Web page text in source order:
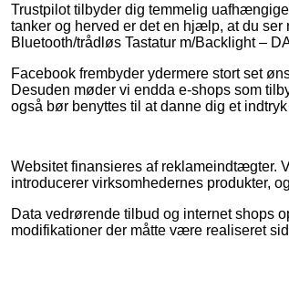
Trustpilot tilbyder dig temmelig
tanker og herved er det en hjælp, at du
Bluetooth/trådløs Tastatur m/Backlight –
Facebook frembyder ydermere stort set
Desuden møder vi endda e-shops som
også bør benyttes til at danne dig et
Websitet finansieres af reklameindtægter.
introducerer virksomhedernes produkter,
Data vedrørende tilbud og internet shops
modifikationer der måtte være realiseret